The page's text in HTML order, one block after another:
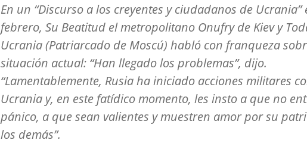
En un “Discurso a los creyentes y ciudadanos de Ucrania”
febrero, Su Beatitud el metropolitano Onufry de Kiev y
Ucrania (Patriarcado de Moscú) habló con franqueza
situación actual: “Han llegado los problemas”, dijo.
“Lamentablemente, Rusia ha iniciado acciones militares
Ucrania y, en este fatídico momento, les insto a que no
pánico, a que sean valientes y muestren amor por su
los demás”.